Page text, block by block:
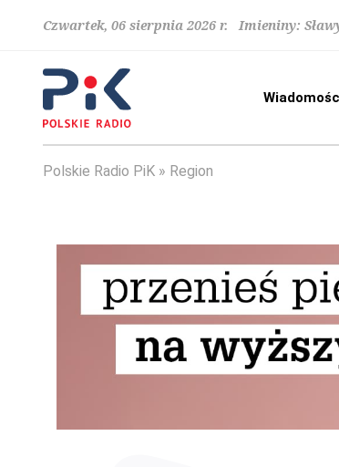
Czwartek, 06 sierpnia 2026 r. Imieniny:
Polskie Radio PiK Region